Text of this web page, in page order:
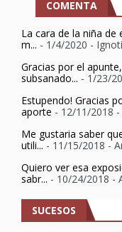
COMENTA
La cara de la niña de
m... - 1/4/2020 -
Gracias por el
subsanado... - 1/23/
Estupendo! Gracias
aporte - 12/11/2018
Me gustaria saber
utili... - 11/15/2018 -
Quiero ver esa
sabr... - 10/24/2018 -
SUCESOS